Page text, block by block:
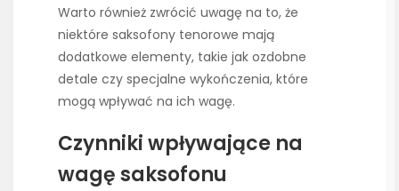
Warto również zwrócić uwagę na to, że
niektóre saksofony tenorowe mają
dodatkowe elementy, takie jak ozdobne
detale czy specjalne wykończenia, które
mogą wpływać na ich wagę.
Czynniki wpływające na
wagę saksofonu